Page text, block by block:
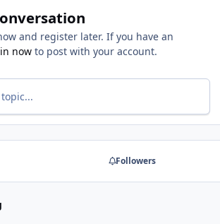
and register later. If you have an
now to post with your account.
Followers